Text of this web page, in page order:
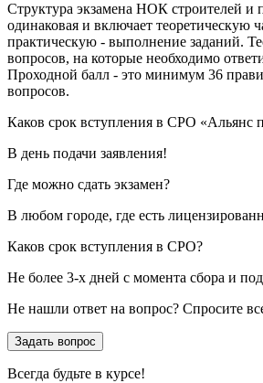
Структура экзамена НОК строителей и
одинаковая и включает теоретическую
практическую - выполнение заданий.
вопросов, на которые необходимо
Проходной балл - это минимум 36
вопросов.
Каков срок вступления в СРО «Альянс
В день подачи заявления!
Где можно сдать экзамен?
В любом городе, где есть
Каков срок вступления в СРО?
Не более 3-х дней с момента сбора и
Не нашли ответ на вопрос? Спросите
Задать вопрос
Всегда будьте в курсе!